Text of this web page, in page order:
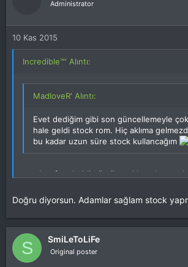
Administrator
10 Kas 2015
Incredible™' Alıntı:
MadloveR' Alıntı:
Evet dediğim gibi son güncellemeyle
hale geldi stock rom. Hiç aklıma
bu kadar uzun süre stock kullancağım
stock saf androidin üstüne eklemeler
Doğru diyorsun. Adamlar sağlam stock
S SmiLeToLiFe
Original poster